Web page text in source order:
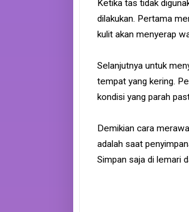
Ketika tas tidak
dilakukan. Pertama
kulit akan menyerap
Selanjutnya untuk
tempat yang kering.
kondisi yang parah
Demikian cara
adalah saat
Simpan saja di lemari